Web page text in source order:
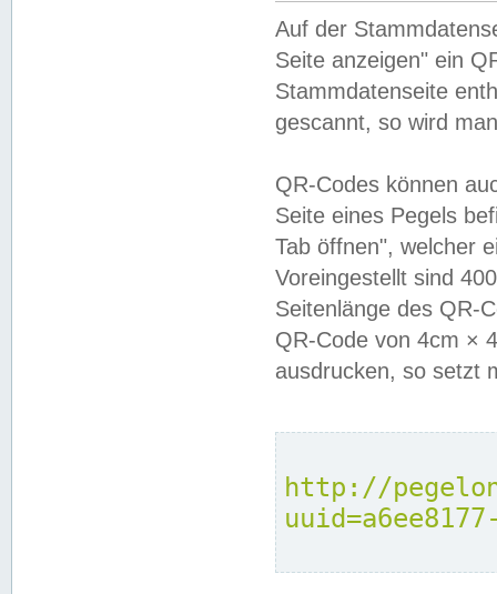
Auf der
Seite anzeigen" ein
Stammdatenseite
gescannt, so wird
QR-Codes können
Seite eines Pegels
Tab öffnen", welcher
Voreingestellt sind
Seitenlänge des QR-
QR-Code von 4cm ×
ausdrucken, so setzt
http://